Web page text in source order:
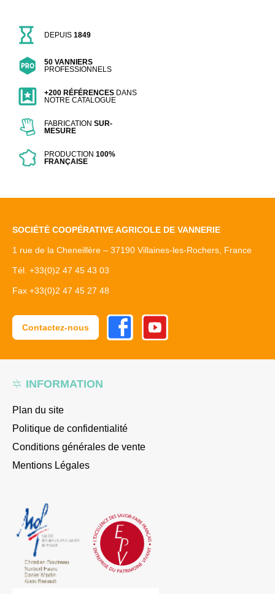
DEPUIS1849
50 VANNIERS
PROFESSIONNELS
+200 RÉFÉRENCES DANS
NOTRE CATALOGUE
FABRICATIONSUR-
MESURE
PRODUCTION100%
FRANÇAISE
INFORMATION
Plan du site
Politique de confidentialité
Conditions générales de vente
Mentions Légales
SOCIÉTÉ COOPÉRATIVE AGRICOLE DE VANNERIE
1 rue de la Cheneillère – 37190 Villaines-les-Rochers, France
Tél. +33(0)2 47 45 43 03
Fax +33(0)2 47 45 27 48
Contactez-nous
FacebookYoutube